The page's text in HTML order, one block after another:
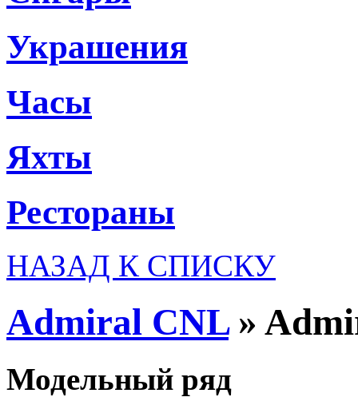
Украшения
Часы
Яхты
Рестораны
НАЗАД К СПИСКУ
Admiral CNL »
Модельный ряд